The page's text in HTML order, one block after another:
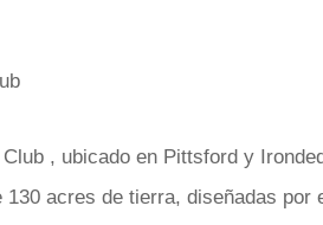
, ubicado en Pittsford y
130 acres de tierra, diseñadas por